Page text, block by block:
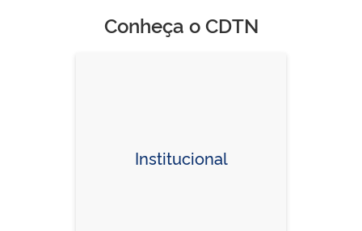
Conheça o CDTN
Institucional